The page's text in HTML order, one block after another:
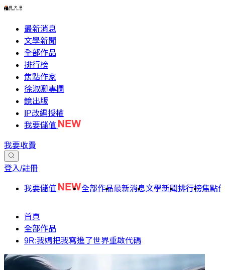
最新消息
文學新聞
全部作品
排行榜
焦點作家
徐淑卿專欄
鏡出版
IP改編授權
我要儲值
我要收費
登入/註冊
我要儲值 全部作品最新消息文學新聞排行榜焦點
首頁
全部作品
9R:我媽把我寫進了世界重啟代碼